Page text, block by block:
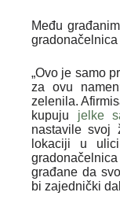
Među
gradonačelnica
„Ovo je samo
za ovu
zelenila.
kupuju jelke
nastavile svoj
lokaciji u
građane da
bi zajednički